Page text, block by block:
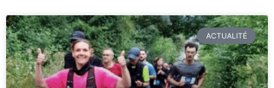
ACTUALITÉ